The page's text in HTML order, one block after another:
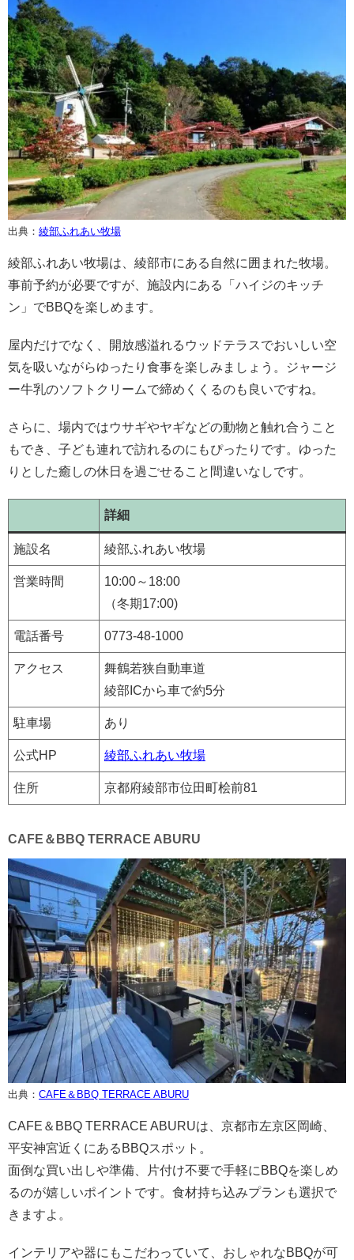
出典： 綾部ふれあい牧場
綾部ふれあい牧場は、綾部市にある自然に囲まれた牧場。
事前予約が必要ですが、施設内にある「ハイジのキッチ
ン」でBBQを楽しめます。
屋内だけでなく、開放感溢れるウッドテラスでおいしい空
気を吸いながらゆったり食事を楽しみましょう。ジャージ
ー牛乳のソフトクリームで締めくくるのも良いですね。
さらに、場内ではウサギやヤギなどの動物と触れ合うこと
もでき、子ども連れで訪れるのにもぴったりです。ゆった
りとした癒しの休日を過ごせること間違いなしです。
詳細
施設名 綾部ふれあい牧場
営業時間
10:00～18:00
（冬期17:00)
電話番号 0773-48-1000
アクセス
舞鶴若狭自動車道
綾部ICから車で約5分
駐車場 あり
公式HP 綾部ふれあい牧場
住所 京都府綾部市位田町桧前81
CAFE＆BBQ TERRACE ABURU
出典： CAFE＆BBQ TERRACE ABURU
CAFE＆BBQ TERRACE ABURUは、京都市左京区岡崎、
平安神宮近くにあるBBQスポット。
面倒な買い出しや準備、片付け不要で手軽にBBQを楽しめ
るのが嬉しいポイントです。食材持ち込みプランも選択で
きますよ。
インテリアや器にもこだわっていて、おしゃれなBBQが可